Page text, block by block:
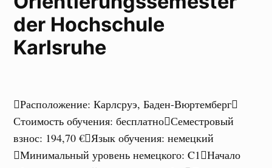
der Hochschule
Karlsruhe
Расположение:Карлсруэ, Баден-Вюртемберг
Стоимость обучения:бесплатно Семестровый
взнос: 194,70 € Язык обучения:немецкий
Минимальный уровень немецкого:C1 Начало